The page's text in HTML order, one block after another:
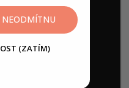
NEODMÍTNU
(ZATÍM)